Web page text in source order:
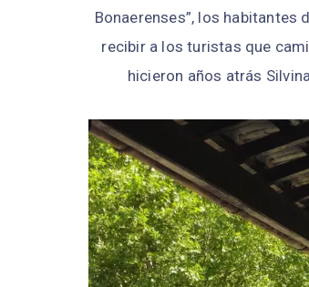
Bonaerenses”, los
recibir a los turistas que
hicieron años atrás